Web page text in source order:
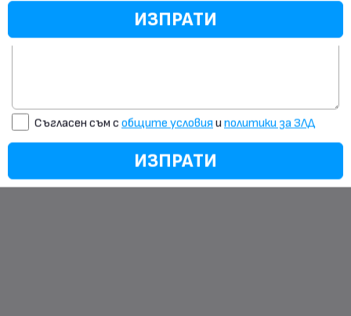
Съгласен съм с общите условия и политики за ЗЛД
ИЗПРАТИ
ИЗПРАТИ
https://monzacar1.mobile.bg
Реклама